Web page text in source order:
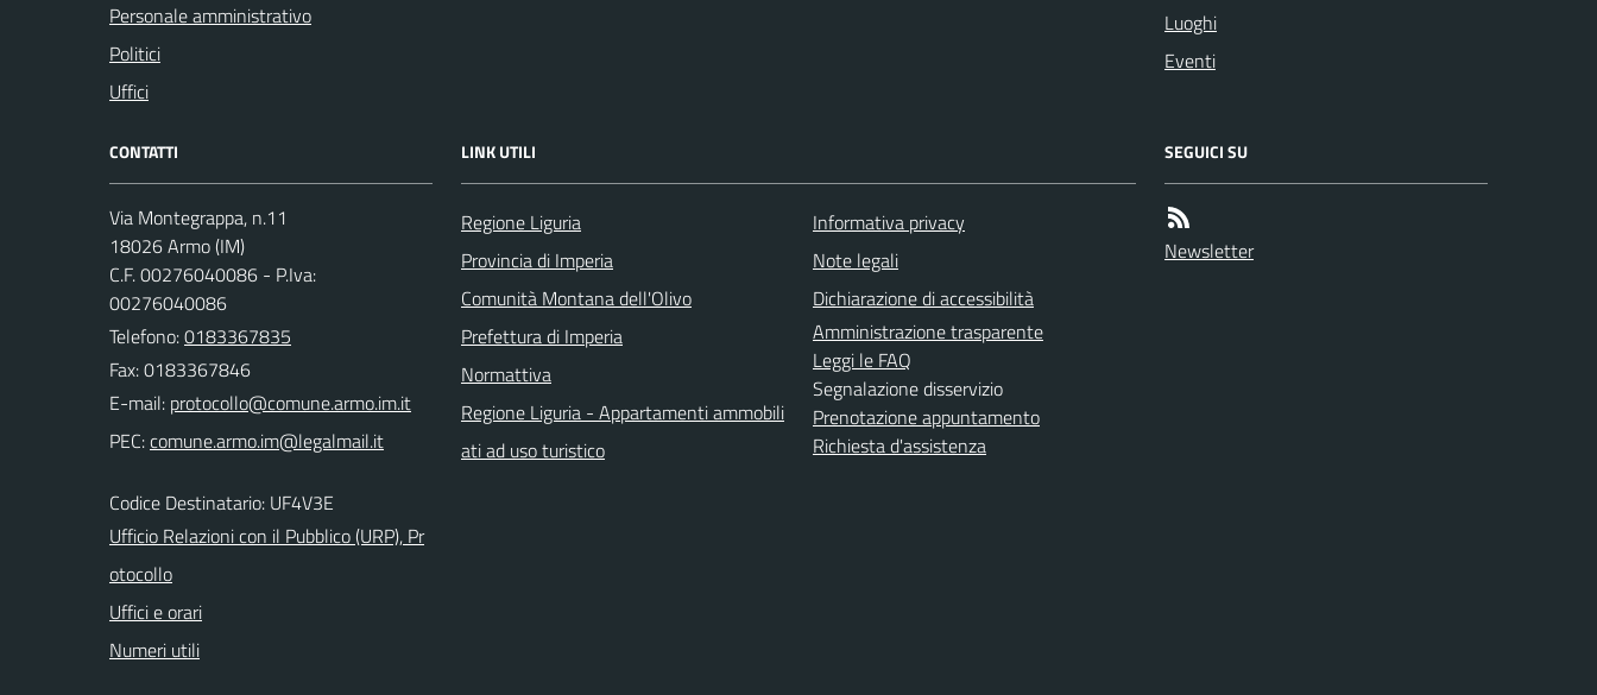
Personale amministrativo
Politici
Uffici
Luoghi
Eventi
CONTATTI
Via Montegrappa, n.11
18026 Armo (IM)
C.F. 00276040086 - P.Iva:
00276040086
Telefono:0183367835
Fax: 0183367846
E-mail:
PEC:
Codice Destinatario: UF4V3E
Ufficio Relazioni con il Pubblico (URP), Pr
otocollo
Uffici e orari
Numeri utili
LINK UTILI
Regione Liguria
Provincia di Imperia
Comunità Montana dell'Olivo
Prefettura di Imperia
Normattiva
Regione Liguria - Appartamenti ammobili
ati ad uso turistico
Informativa privacy
Note legali
Dichiarazione di accessibilità
Amministrazione trasparente
Leggi le FAQ
Segnalazione disservizio
Prenotazione appuntamento
Richiesta d'assistenza
SEGUICI SU
Newsletter